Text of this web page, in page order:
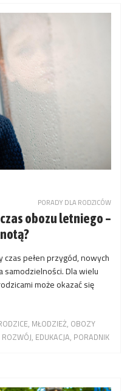
PORADY DLA RODZICÓW
obozu letniego –
pełen przygód, nowych
Dla wielu
może okazać się
MŁODZIEŻ OBOZY
ROZWÓJ EDUKACJA PORADNIK